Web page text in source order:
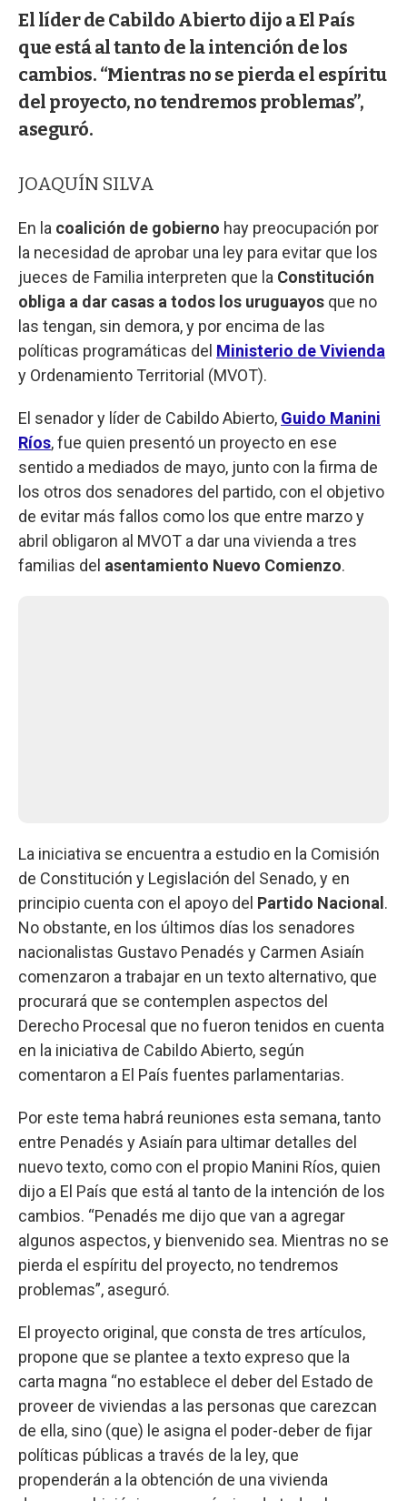
El líder de Cabildo Abierto dijo a El País
que está al tanto de la intención de los
cambios. “Mientras no se pierda el espíritu
del proyecto, no tendremos problemas”,
aseguró.
JOAQUÍN SILVA
En la coalición de gobierno hay preocupación por
la necesidad de aprobar una ley para evitar que los
jueces de Familia interpreten que la Constitución
obliga a dar casas a todos los uruguayos que no
las tengan, sin demora, y por encima de las
políticas programáticas del Ministerio de Vivienda
y Ordenamiento Territorial (MVOT).
El senador y líder de Cabildo Abierto, Guido Manini
Ríos, fue quien presentó un proyecto en ese
sentido a mediados de mayo, junto con la firma de
los otros dos senadores del partido, con el objetivo
de evitar más fallos como los que entre marzo y
abril obligaron al MVOT a dar una vivienda a tres
familias del asentamiento Nuevo Comienzo.
La iniciativa se encuentra a estudio en la Comisión
de Constitución y Legislación del Senado, y en
principio cuenta con el apoyo del Partido Nacional .
No obstante, en los últimos días los senadores
nacionalistas Gustavo Penadés y Carmen Asiaín
comenzaron a trabajar en un texto alternativo, que
procurará que se contemplen aspectos del
Derecho Procesal que no fueron tenidos en cuenta
en la iniciativa de Cabildo Abierto, según
comentaron a El País fuentes parlamentarias.
Por este tema habrá reuniones esta semana, tanto
entre Penadés y Asiaín para ultimar detalles del
nuevo texto, como con el propio Manini Ríos, quien
dijo a El País que está al tanto de la intención de los
cambios. “Penadés me dijo que van a agregar
algunos aspectos, y bienvenido sea. Mientras no se
pierda el espíritu del proyecto, no tendremos
problemas”, aseguró.
El proyecto original, que consta de tres artículos,
propone que se plantee a texto expreso que la
carta magna “no establece el deber del Estado de
proveer de viviendas a las personas que carezcan
de ella, sino (que) le asigna el poder-deber de fijar
políticas públicas a través de la ley, que
propenderán a la obtención de una vivienda